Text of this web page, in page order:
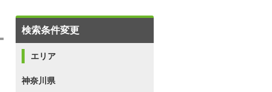
検索条件変更
エリア
神奈川県